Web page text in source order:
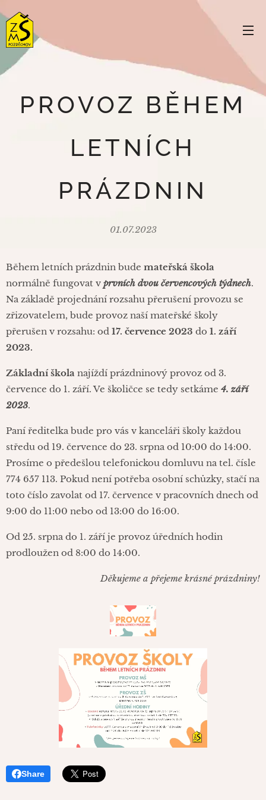
PROVOZ BĚHEM
LETNÍCH
PRÁZDNIN
01.07.2023
Během letních prázdnin bude mateřská škola
normálně fungovat v prvních dvou červencových týdnech.
Na základě projednání rozsahu přerušení provozu se
zřizovatelem, bude provoz naší mateřské školy
přerušen v rozsahu: od 17. července 2023 do 1. září
2023.
Základní škola najíždí prázdninový provoz od 3.
července do 1. září. Ve školičce se tedy setkáme 4. září
2023.
Paní ředitelka bude pro vás v kanceláři školy každou
středu od 19. července do 23. srpna od 10:00 do 14:00.
Prosíme o předešlou telefonickou domluvu na tel. čísle
774 657 113. Pokud není potřeba osobní schůzky, stačí na
toto číslo zavolat od 17. července v pracovních dnech od
9:00 do 11:00 nebo od 13:00 do 16:00.
Od 25. srpna do 1. září je provoz úředních hodin
prodloužen od 8:00 do 14:00.
Děkujeme a přejeme krásné prázdniny!
Share